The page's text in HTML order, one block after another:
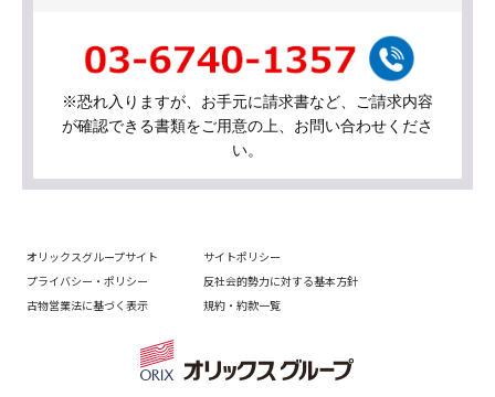
※恐れ入りますが、お手元に請求書など、ご請求内容
が確認できる書類をご用意の上、お問い合わせくださ
い。
オリックスグループサイト
サイトポリシー
プライバシー・ポリシー
反社会的勢力に対する基本方針
古物営業法に基づく表示
規約・約款一覧